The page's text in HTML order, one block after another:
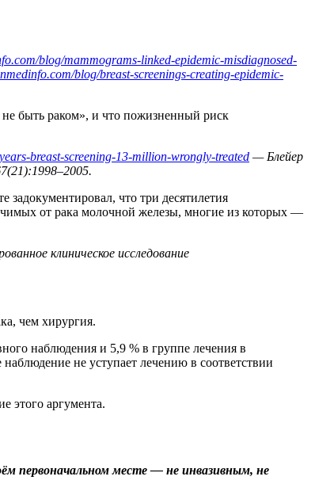
blog/mammograms-linked-epidemic-misdiagnosed-
blog/breast-screenings-creating-epidemic-
быть раком», и что пожизненный риск
breast-screening-13-million-wrongly-treated — Блейер
что три десятилетия
от рака молочной железы, многие из которых —
клиническое исследование
чем хирургия.
наблюдения и 5,9 % в группе лечения в
не уступает лечению в соответствии
этого аргумента.
первоначальном месте — не инвазивным, не